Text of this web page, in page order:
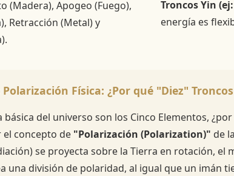
(Madera), Apogeo (Fuego),
Retracción (Metal) y
Troncos Yin
energía es
Física: ¿Por qué "Diez"
del universo son los Cinco Elementos,
concepto de "Polarización (Polarization)" de
se proyecta sobre la Tierra en rotación, el
una división de polaridad, al igual que un imán